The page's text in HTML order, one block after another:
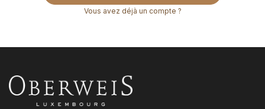
Vous avez déjà un compte ?